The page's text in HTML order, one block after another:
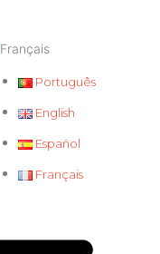
Français
Português
English
Español
Français